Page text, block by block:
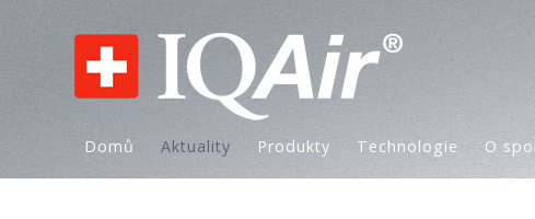
Domů Aktuality Produkty Technologie O